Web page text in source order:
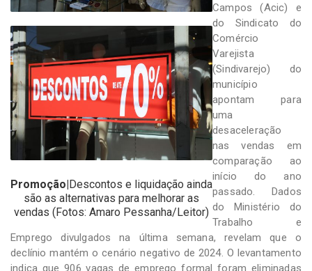
Promoção| Descontos e liquidação ainda
são as alternativas para melhorar as
vendas (Fotos: Amaro Pessanha/Leitor)
Campos (Acic) e
do Sindicato do
Comércio
Varejista
(Sindivarejo) do
município
apontam para
uma
desaceleração
nas vendas em
comparação ao
início do ano
passado. Dados
do Ministério do
Trabalho e
Emprego divulgados na última semana, revelam que o
declínio mantém o cenário negativo de 2024. O levantamento
indica que 906 vagas de emprego formal foram eliminadas